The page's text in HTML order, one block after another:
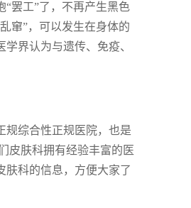
罢工”了，不再产生黑色
窜”，可以发生在身体的
界认为与遗传、免疫、
规综合性正规医院，也是
皮肤科拥有经验丰富的医
肤科的信息，方便大家了